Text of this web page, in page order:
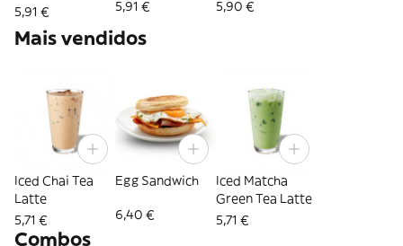
5,91 €
5,91 € 5,90 €
Mais vendidos
Iced Chai Tea
Latte
5,71 €
Egg Sandwich
6,40 €
Iced Matcha
Green Tea Latte
5,71 €
Combos